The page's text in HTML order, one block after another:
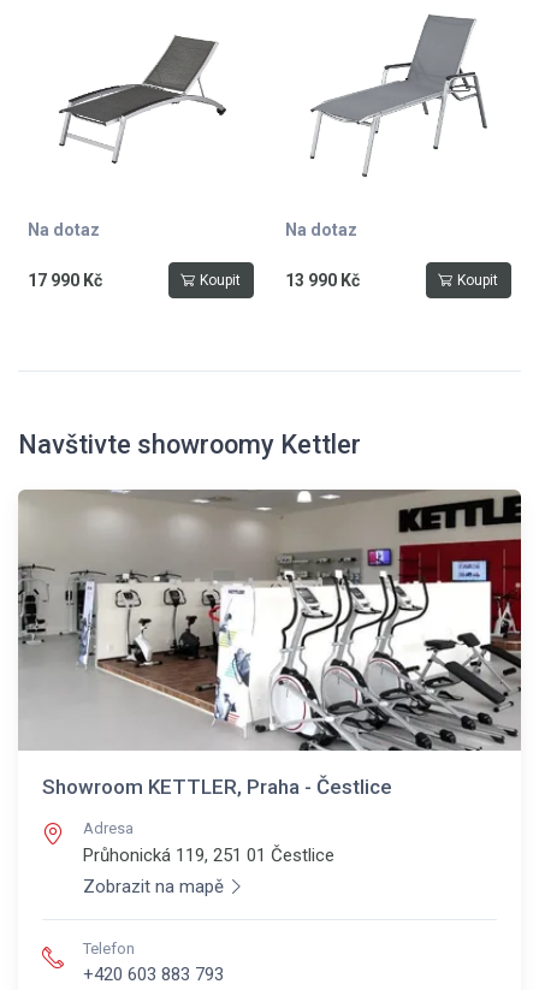
Na dotaz
17 990 Kč Koupit
Na dotaz
13 990 Kč Koupit
Navštivte showroomy Kettler
Showroom KETTLER, Praha - Čestlice
Adresa
Průhonická 119, 251 01 Čestlice
Zobrazit na mapě
Telefon
+420 603 883 793